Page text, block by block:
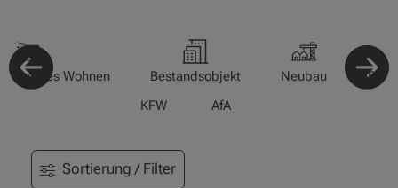
Wohnen Bestandsobjekt Neubau
KFW
AfA
Sortierung / Filter